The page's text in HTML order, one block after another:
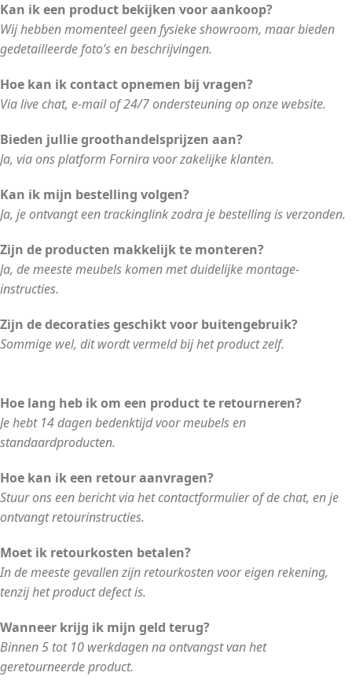
Kan ik een product bekijken voor aankoop?
Wij hebben momenteel geen fysieke showroom, maar bieden
gedetailleerde foto’s en beschrijvingen.
Hoe kan ik contact opnemen bij vragen?
Via live chat, e-mail of 24/7 ondersteuning op onze website.
Bieden jullie groothandelsprijzen aan?
Ja, via ons platform Fornira voor zakelijke klanten.
Kan ik mijn bestelling volgen?
Ja, je ontvangt een trackinglink zodra je bestelling is verzonden.
Zijn de producten makkelijk te monteren?
Ja, de meeste meubels komen met duidelijke montage-
instructies.
Zijn de decoraties geschikt voor buitengebruik?
Sommige wel, dit wordt vermeld bij het product zelf.
Hoe lang heb ik om een product te retourneren?
Je hebt 14 dagen bedenktijd voor meubels en
standaardproducten.
Hoe kan ik een retour aanvragen?
Stuur ons een bericht via het contactformulier of de chat, en je
ontvangt retourinstructies.
Moet ik retourkosten betalen?
In de meeste gevallen zijn retourkosten voor eigen rekening,
tenzij het product defect is.
Wanneer krijg ik mijn geld terug?
Binnen 5 tot 10 werkdagen na ontvangst van het
geretourneerde product.